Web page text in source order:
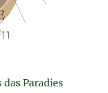
Paradies